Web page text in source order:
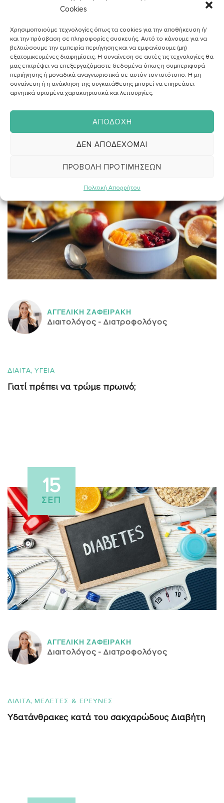
Cookies
Χρησιμοποιούμε τεχνολογίες όπως τα cookies για την αποθήκευση ή/
και την πρόσβαση σε πληροφορίες συσκευής. Αυτό το κάνουμε για να
βελτιώσουμε την εμπειρία περιήγησης και να εμφανίσουμε (μη)
εξατομικευμένες διαφημίσεις. Η συναίνεση σε αυτές τις τεχνολογίες θα
μας επιτρέψει να επεξεργαζόμαστε δεδομένα όπως η συμπεριφορά
περιήγησης ή μοναδικά αναγνωριστικά σε αυτόν τον ιστότοπο. Η μη
συναίνεση ή η ανάκληση της συγκατάθεσης μπορεί να επηρεάσει
αρνητικά ορισμένα χαρακτηριστικά και λειτουργίες.
ΑΠΟΔΟΧΉ
ΔΕΝ ΑΠΟΔΈΧΟΜΑΙ
ΠΡΟΒΟΛΉ ΠΡΟΤΙΜΉΣΕΩΝ
Πολιτική Απορρήτου
Διαιτολόγος - Διατροφολόγος
ΔΙΑΙΤΑ,ΥΓΕΙΑ
Με ποιες τροφές θα διώξετε το κρύωμα και άλλες
παθήσεις
ΑΓΓΕΛΙΚH ΖΑΦΕΙΡAΚΗ
Διαιτολόγος - Διατροφολόγος
ΔΙΑΙΤΑ, ΥΓΕΙΑ
Γιατί πρέπει να τρώμε πρωινό;
ΑΓΓΕΛΙΚH ΖΑΦΕΙΡAΚΗ
Διαιτολόγος - Διατροφολόγος
15
ΣΕΠ
ΔΙΑΙΤΑ, ΜΕΛΕΤΕΣ & ΕΡΕΥΝΕΣ
Υδατάνθρακες κατά του σακχαρώδους Διαβήτη